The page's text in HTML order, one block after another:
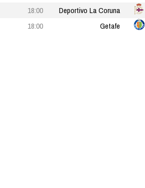
18:00
Deportivo La Coruna
18:00 Getafe